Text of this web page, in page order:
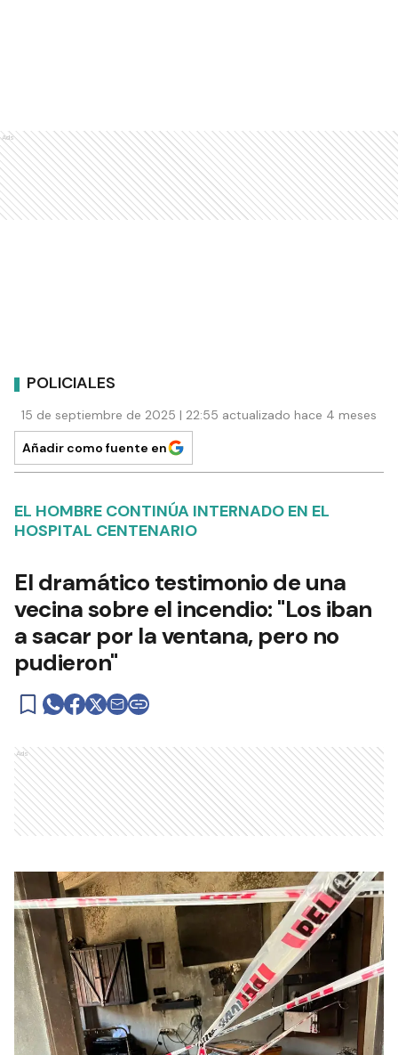
Ads
POLICIALES
15 de septiembre de 2025 | 22:55 actualizado hace 4 meses
Añadir como fuente en
EL HOMBRE CONTINÚA INTERNADO EN EL
HOSPITAL CENTENARIO
El dramático testimonio de una
vecina sobre el incendio: "Los iban
a sacar por la ventana, pero no
pudieron"
Ads